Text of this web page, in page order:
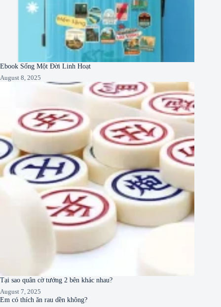
Ebook Sống Một Đời Linh Hoạt
August 8, 2025
Tại sao quân cờ tướng 2 bên khác nhau?
August 7, 2025
Em có thích ăn rau dền không?